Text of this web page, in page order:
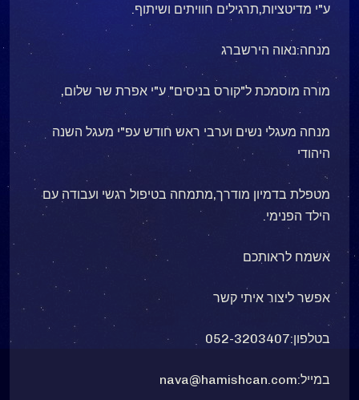
ע"י מדיטציות,תרגילים חוויתים ושיתוף.
מנחה:נאוה הירשברג
מורה מוסמכת ל"קורס בניסים" ע"י אפרת שר שלום,
מנחה מעגלי נשים וערבי ראש חודש עפ"י מעגל השנה
היהודי
מטפלת בדמיון מודרך,מתמחה בטיפול רגשי ועבודה עם
הילד הפנימי.
אשמח לראותכם
אפשר ליצור איתי קשר
בטלפון:052-3203407
במייל:nava@hamishcan.com